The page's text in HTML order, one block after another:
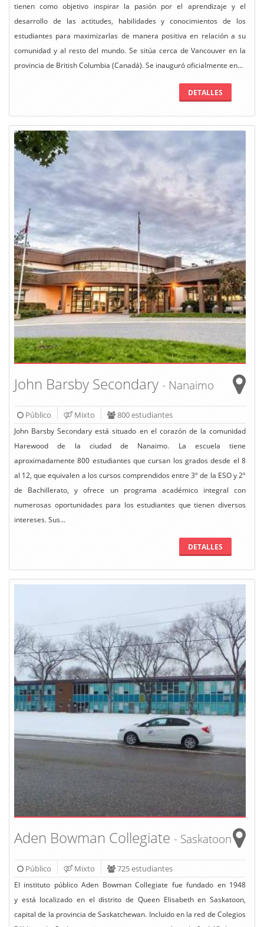
tienen como objetivo inspirar la pasión por el aprendizaje y el
desarrollo de las actitudes, habilidades y conocimientos de los
estudiantes para maximizarlas de manera positiva en relación a su
comunidad y al resto del mundo. Se sitúa cerca de Vancouver en la
provincia de British Columbia (Canadá). Se inauguró oficialmente en...
DETALLES
John Barsby Secondary - Nanaimo
Público Mixto 800 estudiantes
John Barsby Secondary está situado en el corazón de la comunidad
Harewood de la ciudad de Nanaimo. La escuela tiene
aproximadamente 800 estudiantes que cursan los grados desde el 8
al 12, que equivalen a los cursos comprendidos entre 3º de la ESO y 2º
de Bachillerato, y ofrece un programa académico integral con
numerosas oportunidades para los estudiantes que tienen diversos
intereses. Sus...
DETALLES
Aden Bowman Collegiate - Saskatoon
Público Mixto 725 estudiantes
El instituto público Aden Bowman Collegiate fue fundado en 1948
y está localizado en el distrito de Queen Elisabeth en Saskatoon,
capital de la provincia de Saskatchewan. Incluido en la red de Colegios